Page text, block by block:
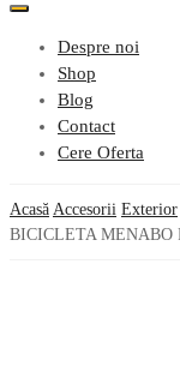
Despre noi
Shop
Blog
Contact
Cere Oferta
Acasă Accesorii Exterior
BICICLETA MENABO